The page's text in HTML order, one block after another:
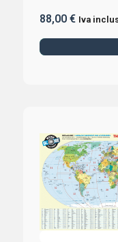
88,00 € Iva